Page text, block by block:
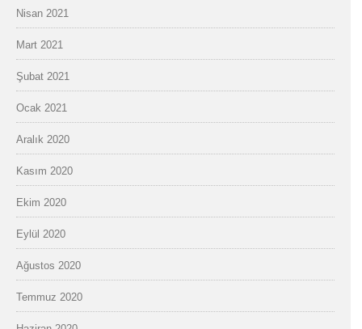
Nisan 2021
Mart 2021
Şubat 2021
Ocak 2021
Aralık 2020
Kasım 2020
Ekim 2020
Eylül 2020
Ağustos 2020
Temmuz 2020